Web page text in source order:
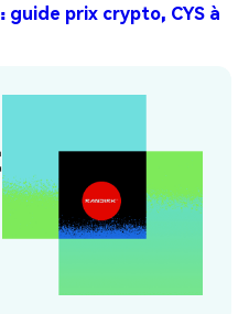
guide prix crypto, CYS à